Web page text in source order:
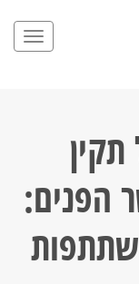
הפנים: